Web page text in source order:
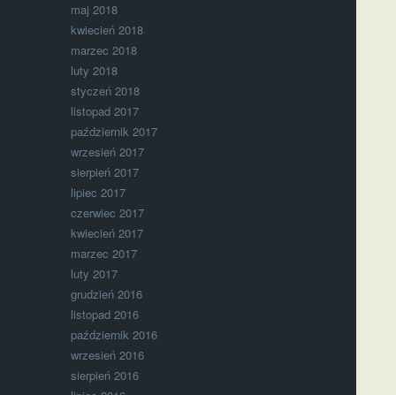
maj 2018
kwiecień 2018
marzec 2018
luty 2018
styczeń 2018
listopad 2017
październik 2017
wrzesień 2017
sierpień 2017
lipiec 2017
czerwiec 2017
kwiecień 2017
marzec 2017
luty 2017
grudzień 2016
listopad 2016
październik 2016
wrzesień 2016
sierpień 2016